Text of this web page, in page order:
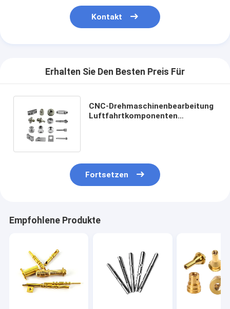
Kontakt
Erhalten Sie Den Besten Preis Für
CNC-Drehmaschinenbearbeitung
Luftfahrtkomponenten
Fortsetzen
Empfohlene Produkte